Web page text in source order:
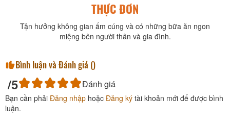
THỰC ĐƠN
Tận hưởng không gian ấm cúng và có những bữa ăn ngon
miệng bên người thân và gia đình.
Bình luận và Đánh giá ()
/5 Đánh giá
Bạn cần phải Đăng nhập hoặc Đăng ký tài khoản mới để được bình
luận.